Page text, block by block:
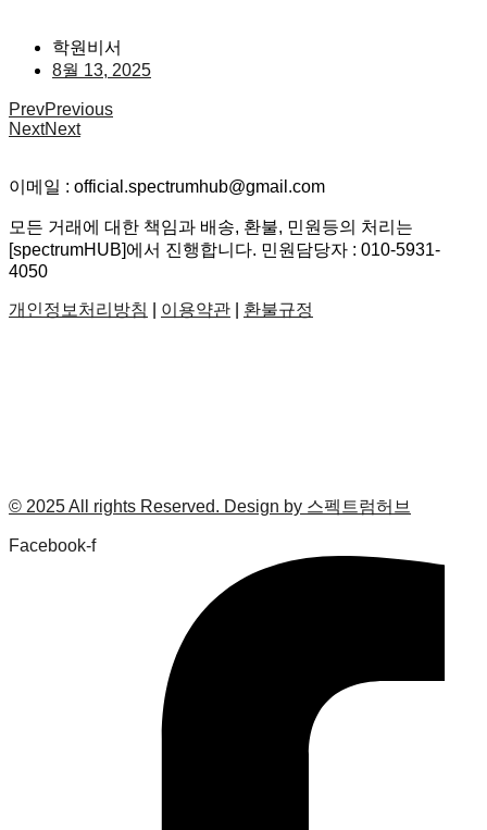
학원비서
8월 13, 2025
PrevPrevious
NextNext
이메일 : official.spectrumhub@gmail.com
모든 거래에 대한 책임과 배송, 환불, 민원등의 처리는
[spectrumHUB]에서 진행합니다. 민원담당자 : 010-5931-
4050
개인정보처리방침 이용약관 환불규정
© 2025 All rights Reserved. Design by 스펙트럼허브
Facebook-f